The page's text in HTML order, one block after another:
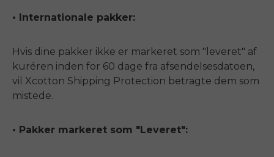
• Internationale pakker:
Hvis dine pakker ikke er markeret som "leveret" af
kuréren inden for 60 dage fra afsendelsesdatoen,
vil Xcotton Shipping Protection betragte dem som
mistede.
• Pakker markeret som "Leveret":